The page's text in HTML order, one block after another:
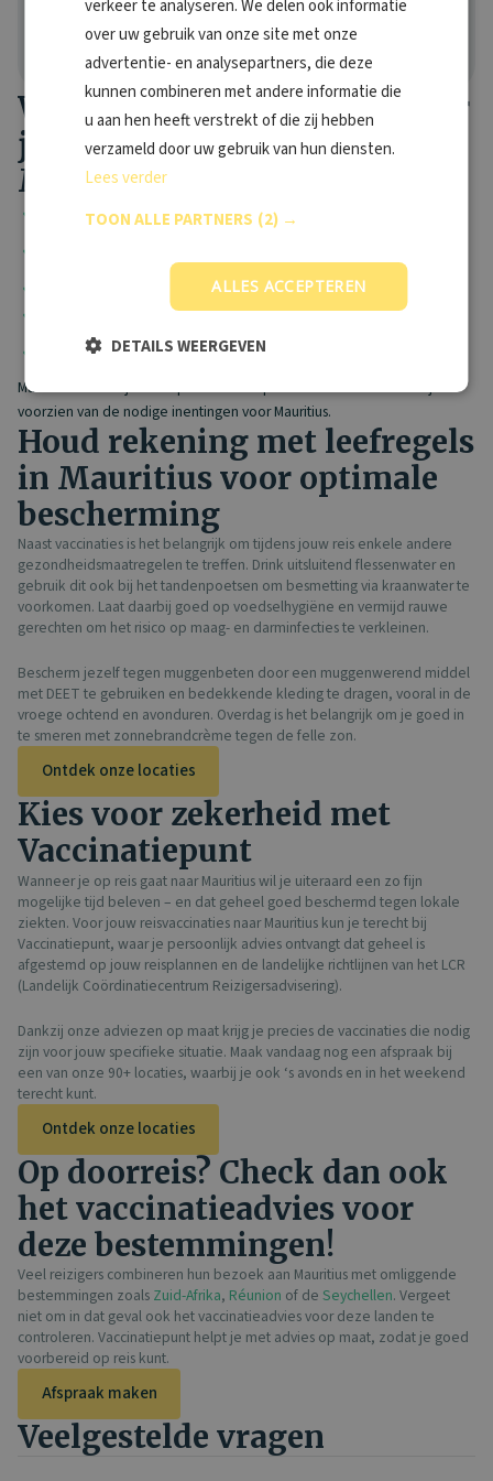
Bekijk onze locaties
Waarom Vaccinatiepunt voor
jouw vaccinatie voor
Mauritius?
Binnen 1 minuuteenvoudig jouw vaccinatie afspraak geregeld
Geen wachtrij; je kunt snel bij een van onze
Maak snel online jouw afspraak. Onze specialisten staan klaar om je te
voorzien van de nodige inentingen voor Mauritius.
Houd rekening met leefregels
in Mauritius voor optimale
bescherming​
Naast vaccinaties is het belangrijk om tijdens jouw reis enkele andere
gezondheidsmaatregelen te treffen. Drink uitsluitend flessenwater en
gebruik dit ook bij het tandenpoetsen om besmetting via kraanwater te
voorkomen. Laat daarbij goed op voedselhygiëne en vermijd rauwe
gerechten om het risico op maag- en darminfecties te verkleinen.
Bescherm jezelf tegen muggenbeten door een muggenwerend middel
met DEET te gebruiken en bedekkende kleding te dragen, vooral in de
vroege ochtend en avonduren. Overdag is het belangrijk om je goed in
te smeren met zonnebrandcrème tegen de felle zon.
Ontdek onze locaties
Kies voor zekerheid met
Vaccinatiepunt
Wanneer je op reis gaat naar Mauritius wil je uiteraard een zo fijn
mogelijke tijd beleven – en dat geheel goed beschermd tegen lokale
ziekten. Voor jouw reisvaccinaties naar Mauritius kun je terecht bij
Vaccinatiepunt, waar je persoonlijk advies ontvangt dat geheel is
afgestemd op jouw reisplannen en de landelijke richtlijnen van het LCR
(Landelijk Coördinatiecentrum Reizigersadvisering).
Dankzij onze adviezen op maat krijg je precies de vaccinaties die nodig
zijn voor jouw specifieke situatie. Maak vandaag nog een afspraak bij
een van onze 90+ locaties, waarbij je ook ‘s avonds en in het weekend
terecht kunt.
Ontdek onze locaties
Op doorreis? Check dan ook
het vaccinatieadvies voor
deze bestemmingen!
Veel reizigers combineren hun bezoek aan Mauritius met omliggende
bestemmingen zoals Zuid-Afrika, Réunion of de Seychellen. Vergeet
niet om in dat geval ook het vaccinatieadvies voor deze landen te
controleren. Vaccinatiepunt helpt je met advies op maat, zodat je goed
voorbereid op reis kunt.
Afspraak maken
Veelgestelde vragen​
verkeer te analyseren. We delen ook informatie
over uw gebruik van onze site met onze
advertentie- en analysepartners, die deze
kunnen combineren met andere informatie die
u aan hen heeft verstrekt of die zij hebben
verzameld door uw gebruik van hun diensten.
Lees verder
TOON ALLE PARTNERS (2) →
ALLES ACCEPTEREN
DETAILS WEERGEVEN